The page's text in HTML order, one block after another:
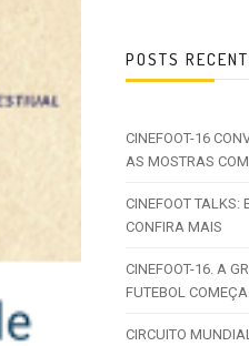
POSTS
CINEFOOT-16
AS MOSTRAS
CINEFOOT TALKS:
CONFIRA MAIS
CINEFOOT-16. A
FUTEBOL
CIRCUITO